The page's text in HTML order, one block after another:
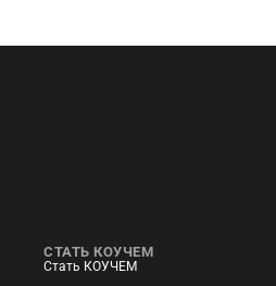
СТАТЬ КОУЧЕМ
Стать КОУЧЕМ